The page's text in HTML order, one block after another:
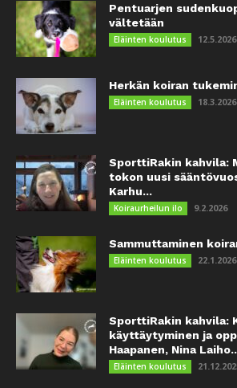
Pentuarjen
vältetään
Eläinten koulutus 12.5.2026
Herkän koiran
Eläinten koulutus 18.3.2026
SporttiRakin kahvila:
tokon uusi
Karhu...
Koiraurheilun ilo 9.2.2026
Sammuttaminen
Eläinten koulutus 22.1.2026
SporttiRakin kahvila:
käyttäytyminen ja
Haapanen, Nina
Eläinten koulutus